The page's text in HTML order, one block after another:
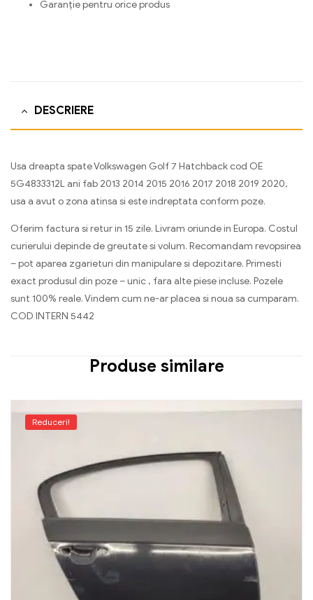
Garanție pentru orice produs
DESCRIERE
Usa dreapta spate Volkswagen Golf 7 Hatchback cod OE
5G4833312L ani fab 2013 2014 2015 2016 2017 2018 2019 2020,
usa a avut o zona atinsa si este indreptata conform poze.
Oferim factura si retur in 15 zile. Livram oriunde in Europa. Costul
curierului depinde de greutate si volum. Recomandam revopsirea
– pot aparea zgarieturi din manipulare si depozitare. Primesti
exact produsul din poze – unic , fara alte piese incluse. Pozele
sunt 100% reale. Vindem cum ne-ar placea si noua sa cumparam.
COD INTERN 5442
Produse similare
Reduceri!